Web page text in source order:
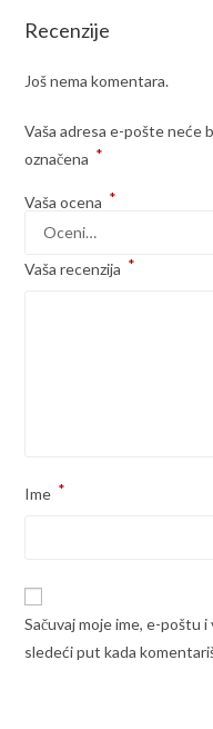
Recenzije
Još nema komentara.
Vaša adresa e-pošte neće
označena *
Vaša ocena *
Vaša recenzija *
Ime *
Sačuvaj moje ime, e-poštu
sledeći put kada